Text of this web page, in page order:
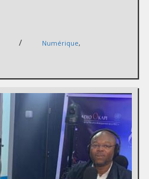
/ Numérique,